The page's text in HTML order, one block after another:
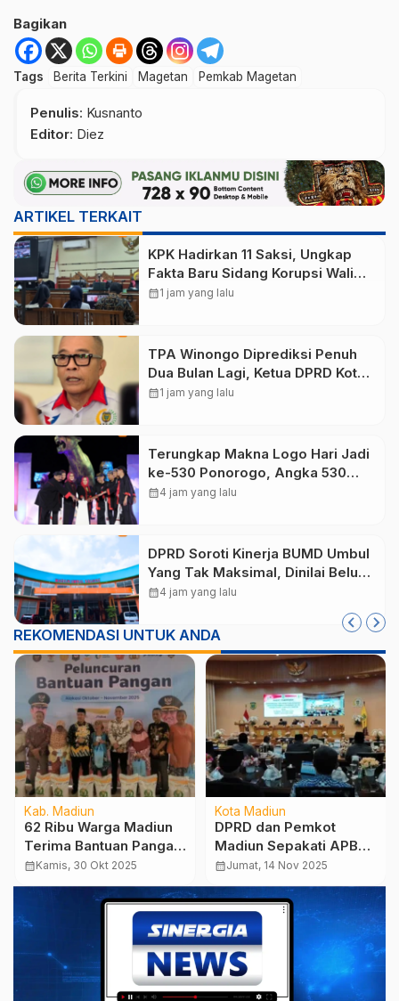
Bagikan
Tags Berita Terkini Magetan Pemkab Magetan
Penulis: Kusnanto
Editor: Diez
ARTIKEL TERKAIT
KPK Hadirkan 11 Saksi, Ungkap
Fakta Baru Sidang Korupsi Wali
Kota Madiun Nonaktif Maidi
calendar_month1 jam yang lalu
TPA Winongo Diprediksi Penuh
Dua Bulan Lagi, Ketua DPRD Kota
Madiun Desak Pemkot Percepat
calendar_month1 jam yang lalu
Terungkap Makna Logo Hari Jadi
ke-530 Ponorogo, Angka 530
Bertransformasi Jadi Sekar
calendar_month4 jam yang lalu
DPRD Soroti Kinerja BUMD Umbul
Yang Tak Maksimal, Dinilai Belum
Mampu Hasilkan PAD
calendar_month4 jam yang lalu
REKOMENDASI UNTUK ANDA
Kab. Madiun
62 Ribu Warga Madiun
Terima Bantuan Pangan
dari Pemerintah Pusat
calendar_monthKamis, 30 Okt 2025
Kota Madiun
DPRD dan Pemkot
Madiun Sepakati APBD
2026, Menjaga
Kesinambungan
Pembangunan
calendar_monthJumat, 14 Nov 2025